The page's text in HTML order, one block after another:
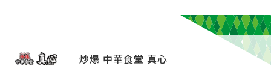
炒爆 中華食堂 真心